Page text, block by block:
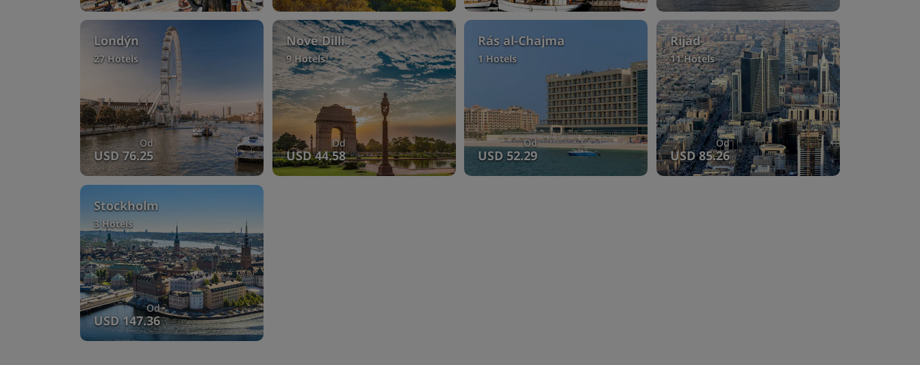
Londýn
27 Hotels
Od
USD 76.25
Nové Dillí
9 Hotels
Od
USD 44.58
Rás al-Chajma
1 Hotels
Od
USD 52.29
Rijád
11 Hotels
Od
USD 85.26
Stockholm
3 Hotels
Od
USD 147.36